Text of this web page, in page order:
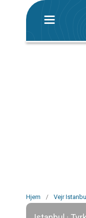
Hjem / Vejr Istanbul